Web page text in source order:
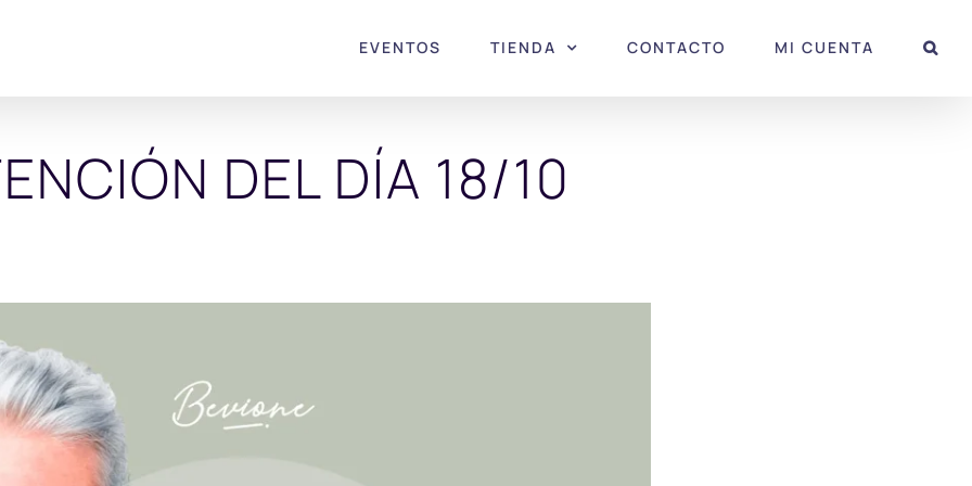
EVENTOS TIENDA CONTACTO MI CUENTA
DEL DÍA 18/10